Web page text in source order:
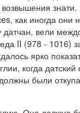
возвышения
как иногда
датчан, вели
II (978 - 1016)
ярко
когда
были